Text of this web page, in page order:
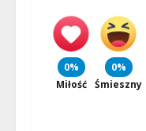
0%
Miłość
0%
Śmieszny